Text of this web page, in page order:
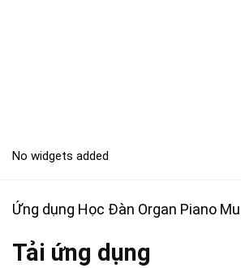
No widgets added
Ứng dụng Học Đàn Organ Piano
Tải ứng dụng